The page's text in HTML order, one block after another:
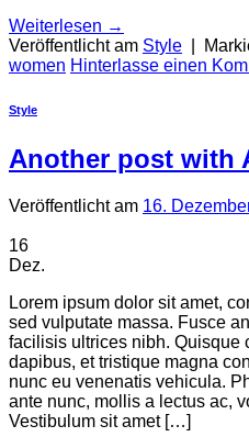
Weiterlesen →
Veröffentlicht am Style
women Hinterlasse einen
Style
Another post with
Veröffentlicht am 16.
16
Dez.
Lorem ipsum dolor sit amet,
sed vulputate massa. Fusce
facilisis ultrices nibh. Quisque
dapibus, et tristique magna
nunc eu venenatis vehicula.
ante nunc, mollis a lectus ac,
Vestibulum sit amet […]